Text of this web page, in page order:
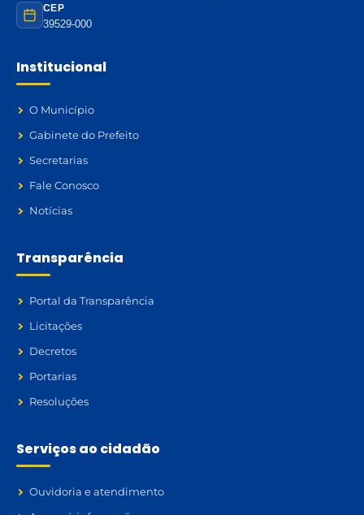
CEP
39529-000
Institucional
O Município
Gabinete do Prefeito
Secretarias
Fale Conosco
Notícias
Transparência
Portal da Transparência
Licitações
Decretos
Portarias
Resoluções
Serviços ao cidadão
Ouvidoria e atendimento